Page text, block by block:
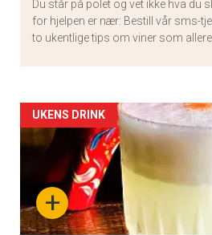
Du står på polet og vet ikke hva du
for hjelpen er nær: Bestill vår sms-
to ukentlige tips om viner som
Artikler
detail
section
+
UKENS DRINK